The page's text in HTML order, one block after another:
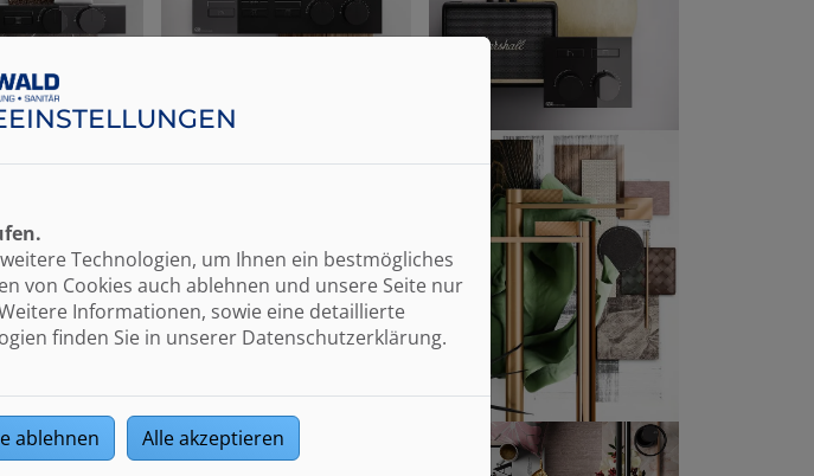
Technologien, um Ihnen ein bestmögliches
von Cookies auch ablehnen und unsere Seite nur
Informationen, sowie eine detaillierte
finden Sie in unserer Datenschutzerklärung.
ablehnen Alle akzeptieren